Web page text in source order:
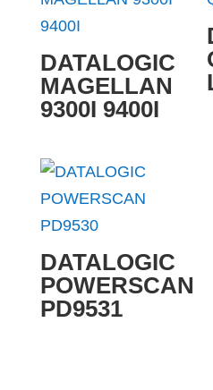
DATALOGIC
MAGELLAN
9300I 9400I
DATALOGIC
POWERSCAN
PD9531